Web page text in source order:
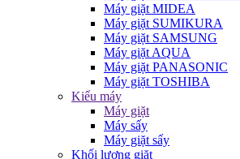
Máy giặt MIDEA
Máy giặt SUMIKURA
Máy giặt SAMSUNG
Máy giặt AQUA
Máy giặt PANASONIC
Máy giặt TOSHIBA
Kiểu máy
Máy giặt
Máy sấy
Máy giặt sấy
Khối lượng giặt